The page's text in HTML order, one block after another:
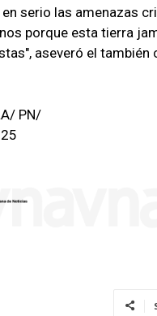
serio las amenazas
porque esta tierra
aseveró el también
PN/